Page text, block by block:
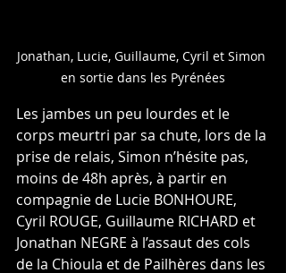
Jonathan, Lucie, Guillaume, Cyril et Simon
en sortie dans les Pyrénées
Les jambes un peu lourdes et le
corps meurtri par sa chute, lors de la
prise de relais, Simon n’hésite pas,
moins de 48h après, à partir en
compagnie de Lucie BONHOURE,
Cyril ROUGE, Guillaume RICHARD et
Jonathan NEGRE à l’assaut des cols
de la Chioula et de Pailhères dans les